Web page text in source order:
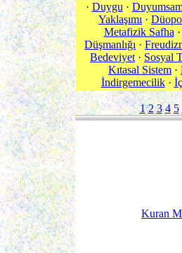
· Duygu ·
Yaklaşımı ·
Metafizik Safha ·
Düşmanlığı ·
Bedeviyet · Sosyal
Kıtasal Sistem ·
İndirgemecilik·
1 2 3 4 5
Kuran